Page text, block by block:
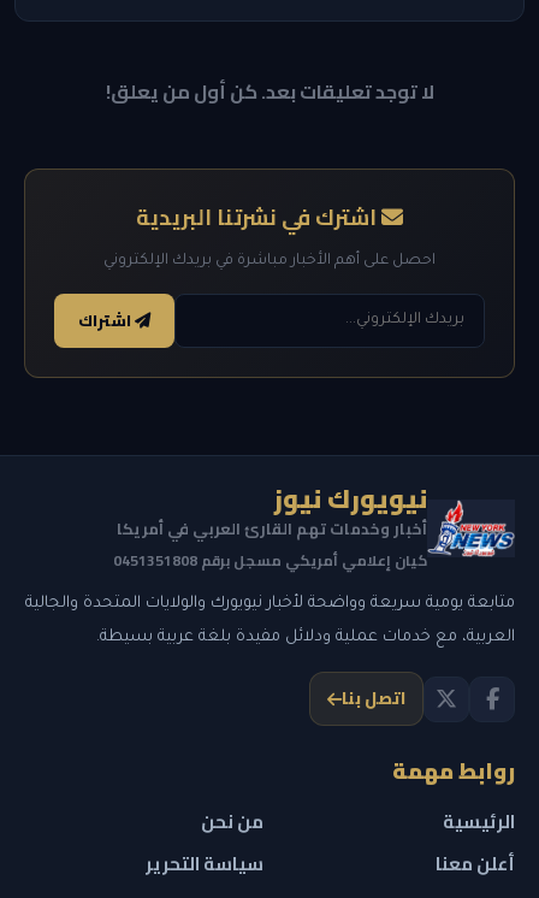
لا توجد تعليقات بعد. كن أول من يعلق!
اشترك في نشرتنا البريدية
احصل على أهم الأخبار مباشرة في بريدك الإلكتروني
اشتراك
نيويورك نيوز
أخبار وخدمات تهم القارئ العربي في أمريكا
كيان إعلامي أمريكي مسجل برقم 0451351808
متابعة يومية سريعة وواضحة لأخبار نيويورك والولايات المتحدة والجالية
العربية، مع خدمات عملية ودلائل مفيدة بلغة عربية بسيطة.
اتصل بنا
روابط مهمة
الرئيسية
من نحن
أعلن معنا
سياسة التحرير